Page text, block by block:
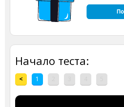
Начало теста:
< 1